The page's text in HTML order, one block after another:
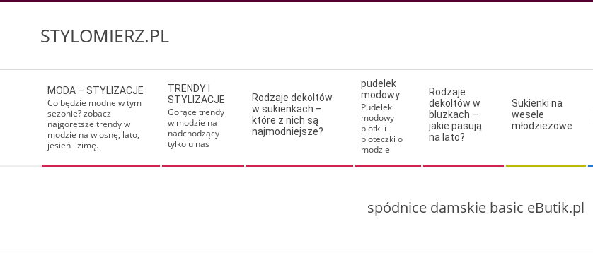
STYLOMIERZ.PL
Navigation
Menu
MODA – STYLIZACJE
Co będzie modne w tym
sezonie? zobacz
najgorętsze trendy w
modzie na wiosnę, lato,
jesień i zimę.
TRENDY I
STYLIZACJE
Gorące trendy
w modzie na
nadchodzący
tylko u nas
Rodzaje dekoltów
w sukienkach –
które z nich są
najmodniejsze?
pudelek
modowy
Pudelek
modowy
plotki i
ploteczki o
modzie
Rodzaje
dekoltów w
bluzkach –
jakie pasują
na lato?
Sukienki na
wesele
młodzieżowe
spódnice damskie basic eButik.pl